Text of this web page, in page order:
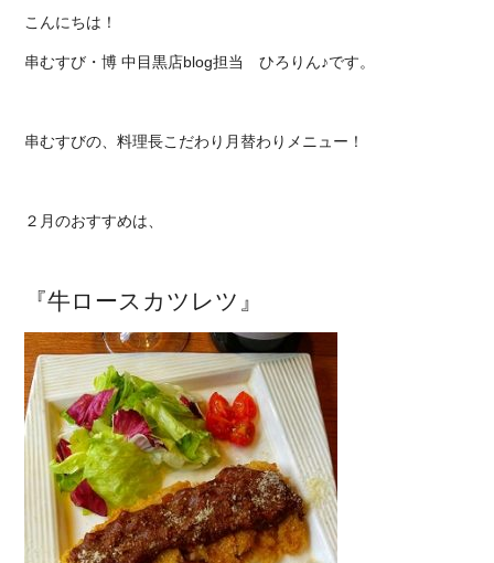
こんにちは！
串むすび・博 中目黒店blog担当ひろりん♪です。
串むすびの、料理長こだわり月替わりメニュー！
２月のおすすめは、
『牛ロースカツレツ』